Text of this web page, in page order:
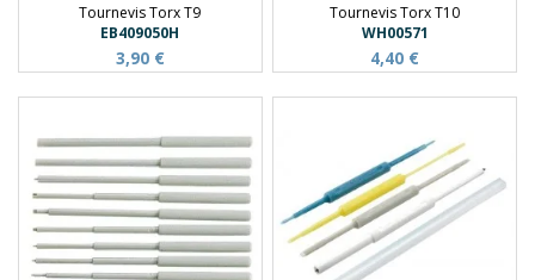
Tournevis Torx T9
EB409050H
3,90 €
Tournevis Torx T10
WH00571
4,40 €